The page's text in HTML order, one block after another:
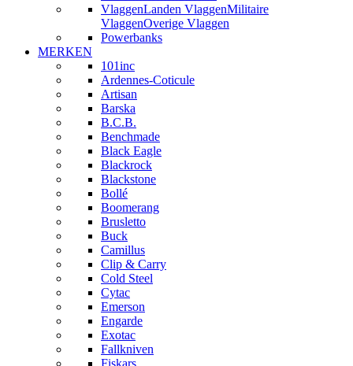
VlaggenLanden VlaggenMilitaire
VlaggenOverige Vlaggen
Powerbanks
MERKEN
101inc
Ardennes-Coticule
Artisan
Barska
B.C.B.
Benchmade
Black Eagle
Blackrock
Blackstone
Bollé
Boomerang
Brusletto
Buck
Camillus
Clip & Carry
Cold Steel
Cytac
Emerson
Engarde
Exotac
Fallkniven
Fiskars